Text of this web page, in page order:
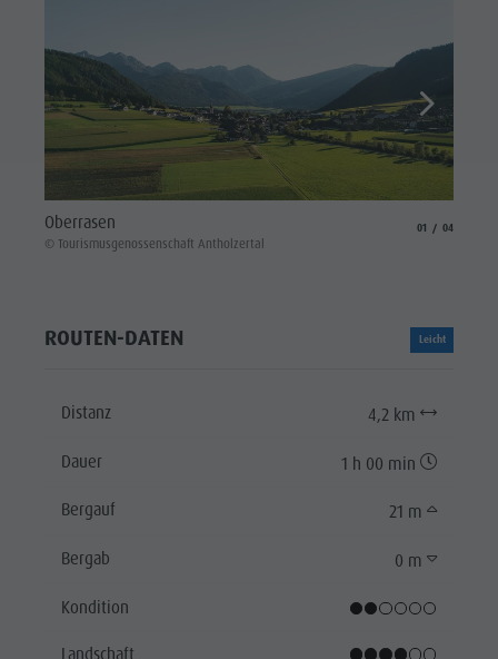
Oberrasen
© Tourismusgenossenschaft Antholzertal
01 04
ROUTEN-DATEN Leicht
Distanz 4,2 km
Dauer 1 h 00 min
Bergauf 21 m
Bergab 0 m
Kondition
Landschaft